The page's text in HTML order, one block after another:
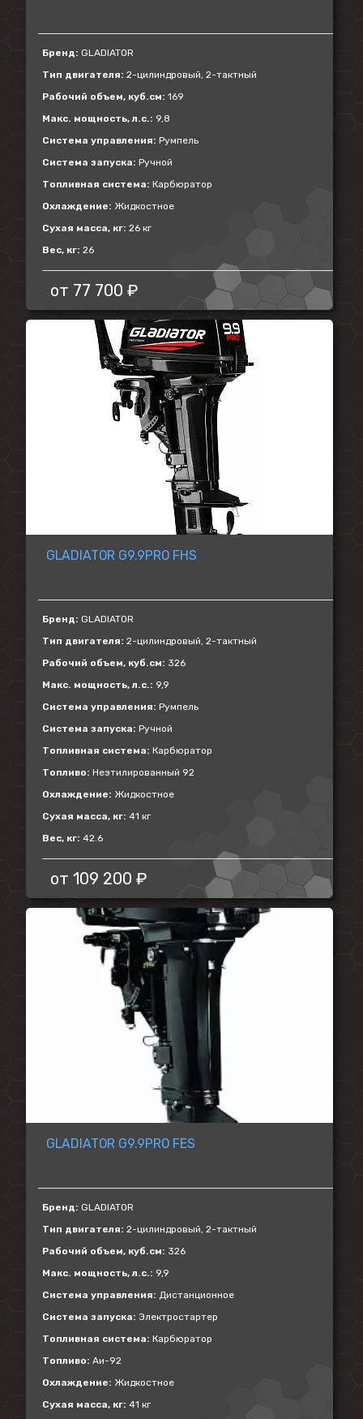
Бренд: GLADIATOR
Тип двигателя: 2-цилиндровый, 2-тактный
Рабочий объем, куб.см: 169
Макс. мощность, л.с.: 9,8
Система управления: Румпель
Система запуска: Ручной
Топливная система: Карбюратор
Охлаждение: Жидкостное
Сухая масса, кг: 26 кг
Вес, кг: 26
от 77 700 ₽
GLADIATOR G9.9PRO FHS
Бренд: GLADIATOR
Тип двигателя: 2-цилиндровый, 2-тактный
Рабочий объем, куб.см: 326
Макс. мощность, л.с.: 9,9
Система управления: Румпель
Система запуска: Ручной
Топливная система: Карбюратор
Топливо: Неэтилированный 92
Охлаждение: Жидкостное
Сухая масса, кг: 41 кг
Вес, кг: 42.6
от 109 200 ₽
GLADIATOR G9.9PRO FES
Бренд: GLADIATOR
Тип двигателя: 2-цилиндровый, 2-тактный
Рабочий объем, куб.см: 326
Макс. мощность, л.с.: 9,9
Система управления: Дистанционное
Система запуска: Электростартер
Топливная система: Карбюратор
Топливо: Аи-92
Охлаждение: Жидкостное
Сухая масса, кг: 41 кг